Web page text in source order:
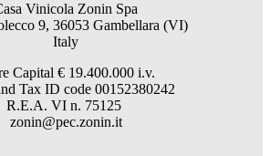
Vinicola Zonin Spa
9, 36053 Gambellara (VI)
Italy
Capital € 19.400.000 i.v.
Tax ID code 00152380242
R.E.A. VI n. 75125
zonin@pec.zonin.it